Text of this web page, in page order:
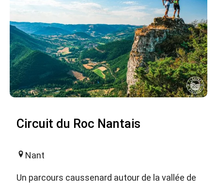
Circuit du Roc Nantais
Nant
Un parcours caussenard autour de la vallée de